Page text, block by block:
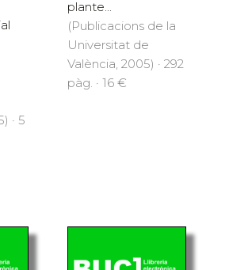
· 5
plante...
(Publicacions de la
Universitat de
València, 2005) · 292
pàg. · 16 €